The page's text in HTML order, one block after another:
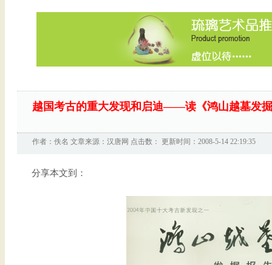
越国考古的重大发现和启迪——读《鸿山越墓发
作者：佚名 文章来源： 汉唐网 点击数： 更新时间：2008-5-14 22:19:35
分享本文到：